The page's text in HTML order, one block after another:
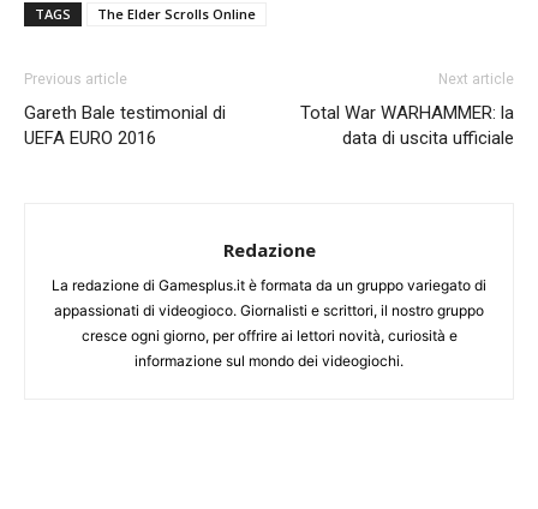
TAGS The Elder Scrolls Online
Previous article
Gareth Bale testimonial di
UEFA EURO 2016
Next article
Total War WARHAMMER: la
data di uscita ufficiale
Redazione
La redazione di Gamesplus.it è formata da un gruppo variegato di
appassionati di videogioco. Giornalisti e scrittori, il nostro gruppo
cresce ogni giorno, per offrire ai lettori novità, curiosità e
informazione sul mondo dei videogiochi.